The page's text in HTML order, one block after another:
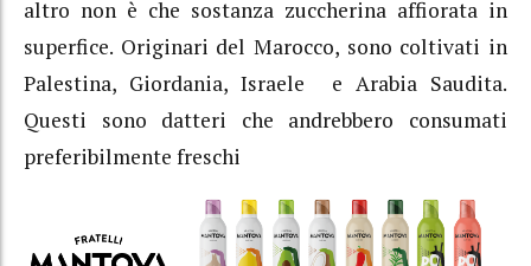
altro non è che sostanza zuccherina affiorata in
superfice. Originari del Marocco, sono coltivati in
Palestina, Giordania, Israele e Arabia Saudita.
Questi sono datteri che andrebbero consumati
preferibilmente freschi